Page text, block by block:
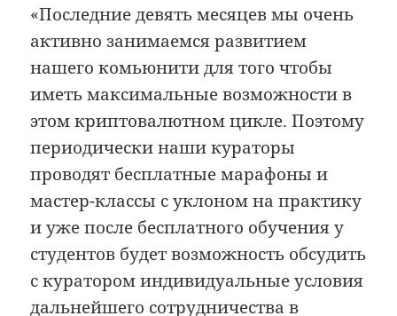
«Последние девять месяцев мы очень
активно занимаемся развитием
нашего комьюнити для того чтобы
иметь максимальные возможности в
этом криптовалютном цикле. Поэтому
периодически наши кураторы
проводят бесплатные марафоны и
мастер-классы с уклоном на практику
и уже после бесплатного обучения у
студентов будет возможность обсудить
с куратором индивидуальные условия
дальнейшего сотрудничества в